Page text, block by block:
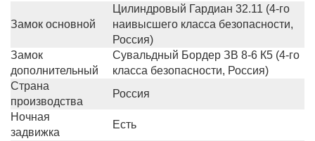
Замок основной
Цилиндровый Гардиан 32.11 (4-го
наивысшего класса безопасности,
Россия)
Замок
дополнительный
Сувальдный Бордер ЗВ 8-6 К5 (4-го
класса безопасности, Россия)
Страна
производства
Россия
Ночная
задвижка
Есть